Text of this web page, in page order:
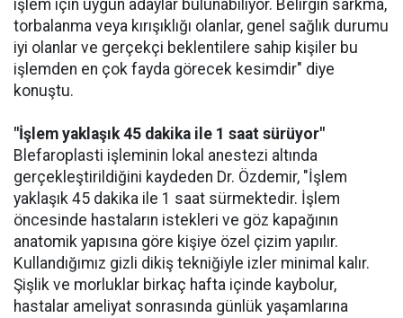
işlem için uygun adaylar bulunabiliyor. Belirgin sarkma,
torbalanma veya kırışıklığı olanlar, genel sağlık durumu
iyi olanlar ve gerçekçi beklentilere sahip kişiler bu
işlemden en çok fayda görecek kesimdir" diye
konuştu.
"İşlem yaklaşık 45 dakika ile 1 saat sürüyor"
Blefaroplasti işleminin lokal anestezi altında
gerçekleştirildiğini kaydeden Dr. Özdemir, "İşlem
yaklaşık 45 dakika ile 1 saat sürmektedir. İşlem
öncesinde hastaların istekleri ve göz kapağının
anatomik yapısına göre kişiye özel çizim yapılır.
Kullandığımız gizli dikiş tekniğiyle izler minimal kalır.
Şişlik ve morluklar birkaç hafta içinde kaybolur,
hastalar ameliyat sonrasında günlük yaşamlarına